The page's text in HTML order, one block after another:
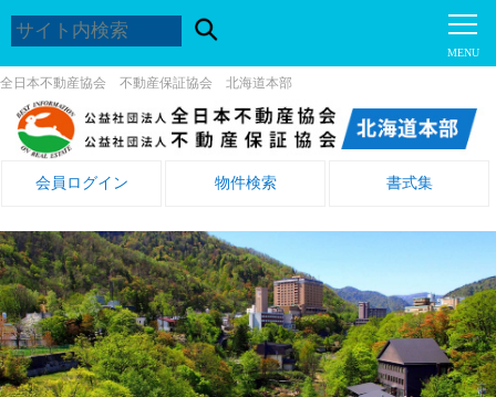
全日本不動産協会 不動産保証協会 北海道本部
会員ログイン 物件検索 書式集